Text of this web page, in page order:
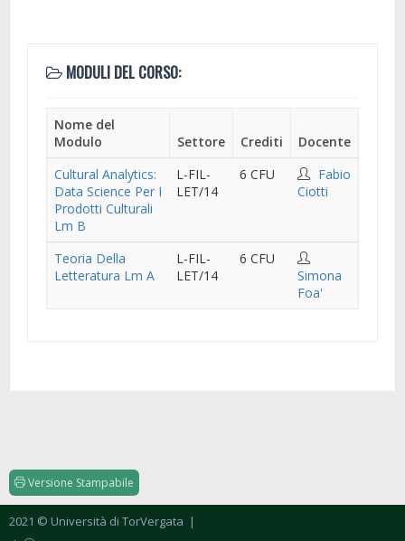
MODULI DEL CORSO:
Nome del
Modulo
Settore Crediti
Docente
Cultural Analytics:
Data Science Per I
Prodotti Culturali
Lm B
L-FIL-
LET/14
6 CFU
Fabio
Ciotti
Teoria Della
Letteratura Lm A
L-FIL-
LET/14
6 CFU
Simona
Foa'
Versione Stampabile
2021 © Università di TorVergata |